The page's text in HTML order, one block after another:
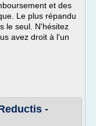
et des
Le plus répandu
le seul. N'hésitez
avez droit à l'un
-